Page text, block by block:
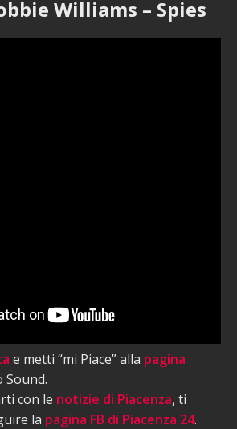
Williams – Spies
e metti “mi Piace” alla pagina
Sound.
con le notizie di Piacenza, ti
la pagina FB di Piacenza 24.